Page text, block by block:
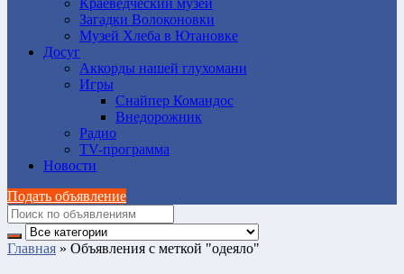
Краеведческий музей
Загадки Волоконовки
Музей Хлеба в Ютановке
Досуг
Аккорды нашей глухомани
Игры
Снайпер Командос
Внедорожник
Радио
TV-программа
Новости
Подать объявление
Главная » Объявления с меткой "одеяло"